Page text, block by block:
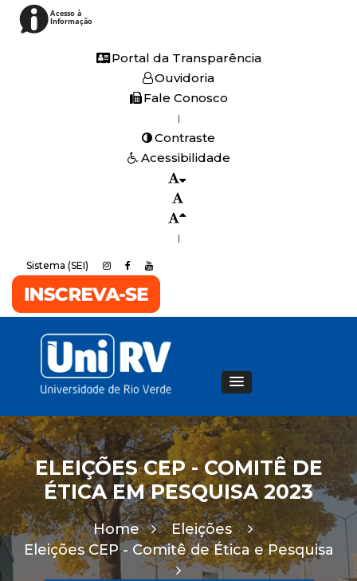
Acesso à
Informação
Portal da Transparência
Ouvidoria
Fale Conosco
|
Contraste
Acessibilidade
|
Sistema (SEI)
ELEIÇÕES CEP - COMITÊ DE
ÉTICA EM PESQUISA 2023
Home
Eleições
Eleições CEP - Comitê de Ética e Pesquisa